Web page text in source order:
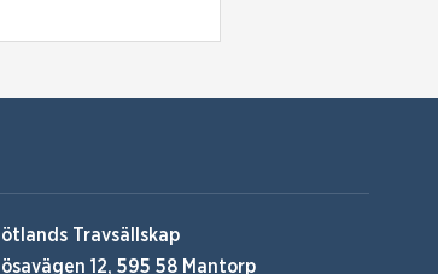
Travsällskap
12, 595 58 Mantorp